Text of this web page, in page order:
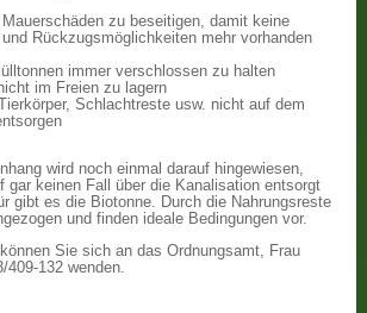
zu beseitigen, damit keine
Rückzugsmöglichkeiten mehr vorhanden
immer verschlossen zu halten
im Freien zu lagern
Schlachtreste usw. nicht auf dem
zu entsorgen
wird noch einmal darauf hingewiesen,
gar keinen Fall über die Kanalisation entsorgt
gibt es die Biotonne. Durch die Nahrungsreste
und finden ideale Bedingungen vor.
Sie sich an das Ordnungsamt, Frau
132 wenden.